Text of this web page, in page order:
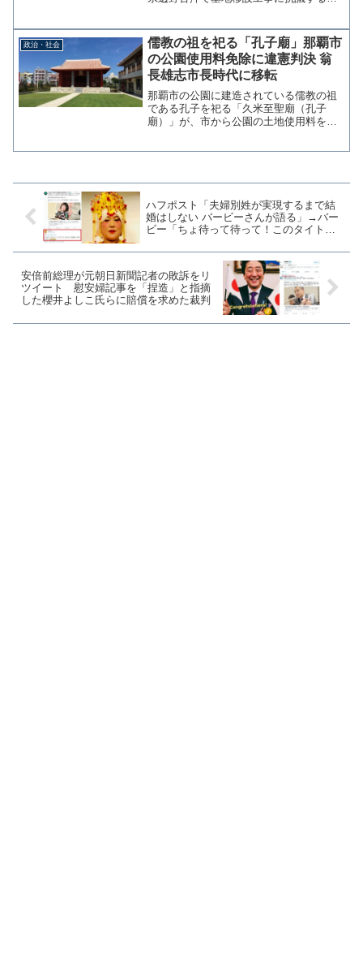
者や抗議団体関係者11名を刑事告訴し、
30日に記者会見を開...
政治・社会
儒教の祖を祀る「孔子廟」那覇市
の公園使用料免除に違憲判決 翁
長雄志市長時代に移転
那覇市の公園に建造されている儒教の祖
である孔子を祀る「久米至聖廟（孔子
廟）」が、市から公園の土地使用料を免
ハフポスト「夫婦別姓が実現するまで結
婚はしない バービーさんが語る」→バー
ビー「ちょ待って待って！このタイトル
安倍前総理が元朝日新聞記者の敗訴をリ
ツイート 慰安婦記事を「捏造」と指摘
した櫻井よしこ氏らに賠償を求めた裁判